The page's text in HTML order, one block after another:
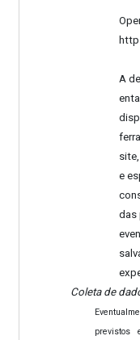
A
e
das
Coleta de
previstos